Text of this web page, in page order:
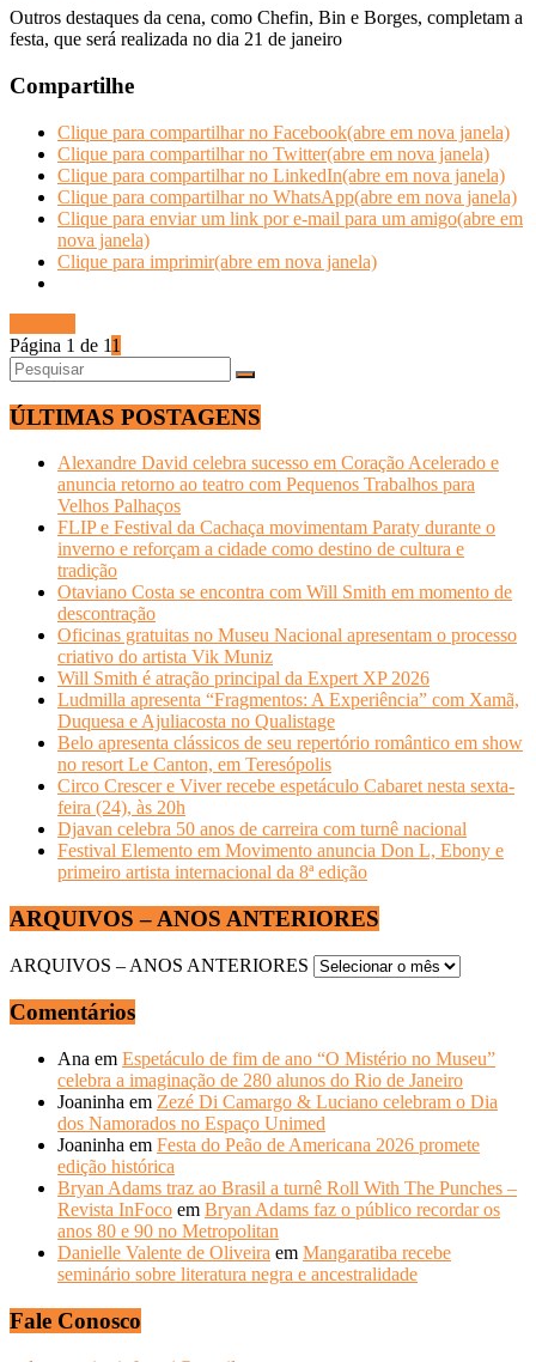
Outros destaques da cena, como Chefin, Bin e Borges, completam a
festa, que será realizada no dia 21 de janeiro
Compartilhe
Clique para compartilhar no Facebook(abre em nova janela)
Clique para compartilhar no Twitter(abre em nova janela)
Clique para compartilhar no LinkedIn(abre em nova janela)
Clique para compartilhar no WhatsApp(abre em nova janela)
Clique para enviar um link por e-mail para um amigo(abre em
nova janela)
Clique para imprimir(abre em nova janela)
Página 1 de 11
ÚLTIMAS POSTAGENS
Alexandre David celebra sucesso em Coração Acelerado e
anuncia retorno ao teatro com Pequenos Trabalhos para
Velhos Palhaços
FLIP e Festival da Cachaça movimentam Paraty durante o
inverno e reforçam a cidade como destino de cultura e
tradição
Otaviano Costa se encontra com Will Smith em momento de
descontração
Oficinas gratuitas no Museu Nacional apresentam o processo
criativo do artista Vik Muniz
Will Smith é atração principal da Expert XP 2026
Ludmilla apresenta “Fragmentos: A Experiência” com Xamã,
Duquesa e Ajuliacosta no Qualistage
Belo apresenta clássicos de seu repertório romântico em show
no resort Le Canton, em Teresópolis
Circo Crescer e Viver recebe espetáculo Cabaret nesta sexta-
feira (24), às 20h
Djavan celebra 50 anos de carreira com turnê nacional
Festival Elemento em Movimento anuncia Don L, Ebony e
primeiro artista internacional da 8ª edição
ARQUIVOS – ANOS ANTERIORES
ARQUIVOS – ANOS ANTERIORES
Comentários
Ana em Espetáculo de fim de ano “O Mistério no Museu”
celebra a imaginação de 280 alunos do Rio de Janeiro
Joaninha em Zezé Di Camargo & Luciano celebram o Dia
dos Namorados no Espaço Unimed
Joaninha em Festa do Peão de Americana 2026 promete
edição histórica
Bryan Adams traz ao Brasil a turnê Roll With The Punches –
Revista InFoco em Bryan Adams faz o público recordar os
anos 80 e 90 no Metropolitan
Danielle Valente de Oliveira em Mangaratiba recebe
seminário sobre literatura negra e ancestralidade
Fale Conosco